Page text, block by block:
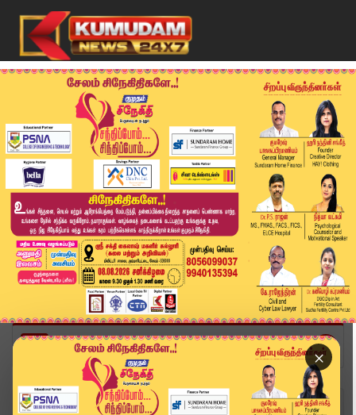
×
Home
வீடியோ ஸ்டோரி